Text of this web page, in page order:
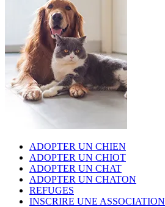
ADOPTER UN CHIEN
ADOPTER UN CHIOT
ADOPTER UN CHAT
ADOPTER UN CHATON
REFUGES
INSCRIRE UNE ASSOCIATION